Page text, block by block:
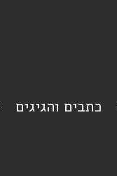
כתבים והגיגים